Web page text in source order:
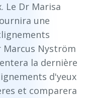
Le Dr Marisa
une
Marcus Nyström
la dernière
d'yeux
et comparera